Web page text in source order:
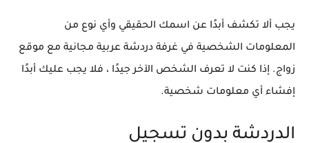
يجب ألا تكشف أبدًا عن اسمك الحقيقي وأي نوع من
المعلومات الشخصية في غرفة دردشة عربية مجانية مع موقع
زواج. إذا كنت لا تعرف الشخص الآخر جيدًا ، فلا يجب عليك أبدًا
إفشاء أي معلومات شخصية.
الدردشة بدون تسجيل